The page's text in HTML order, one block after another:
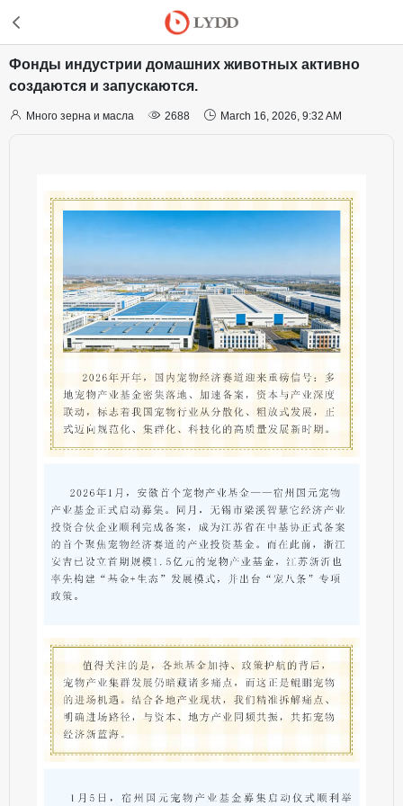
Фонды индустрии домашних животных активно
создаются и запускаются.
 Много зерна и масла  2688  March 16, 2026, 9:32 AM